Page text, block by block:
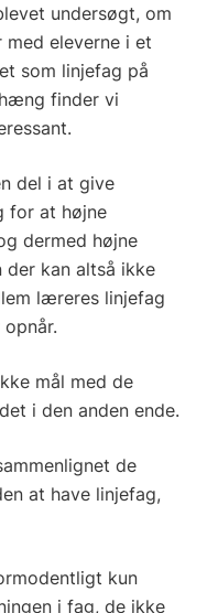
undersøgt, om
eleverne i et
som linjefag på
finder vi
del i at give
for at højne
dermed højne
der kan altså ikke
læreres linjefag
mål med de
i den anden ende.
de
at have linjefag,
kun
i fag, de ikke